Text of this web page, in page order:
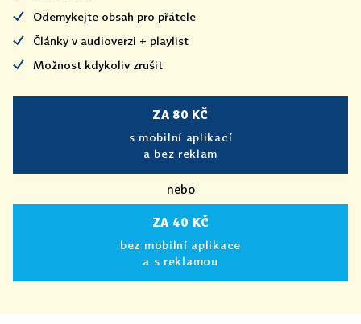
Odemykejte obsah pro přátele
Články v audioverzi + playlist
Možnost kdykoliv zrušit
ZA 80 KČ
s mobilní aplikací
a bez reklam
nebo
ZA 40 KČ
bez mobilní aplikace
a s reklamou